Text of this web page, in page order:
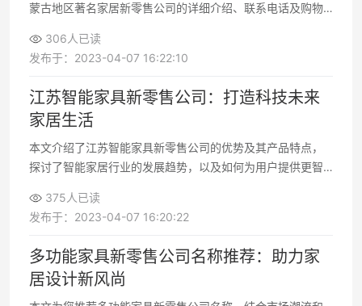
蒙古地区著名家居新零售公司的详细介绍、联系电话及购物
306人已读
发布于：2023-04-07 16:22:10
江苏智能家具新零售公司：打造科技未来
家居生活
本文介绍了江苏智能家具新零售公司的优势及其产品特点，
探讨了智能家居行业的发展趋势，以及如何为用户提供更智
375人已读
发布于：2023-04-07 16:20:22
多功能家具新零售公司名称推荐：助力家
居设计新风尚